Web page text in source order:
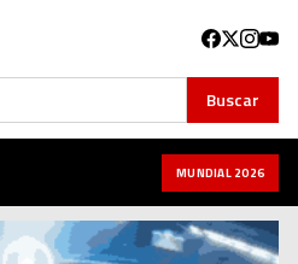
Buscar
MUNDIAL 2026